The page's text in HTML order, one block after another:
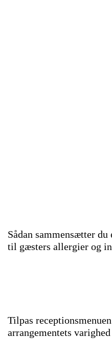
Sådan sammensætter
til gæsters allergier og
Tilpas
arrangementets varighed